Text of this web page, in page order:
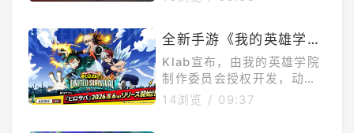
ndroid平台，游戏语言包括
体中文。「激奏演出」与
「ANONTOKYO」开放体
验，店员招募冲刺活动及特
别节目同步展开本次测试将
开放「激
劳格财团，在重要的任务失
败后遭到废弃，心智严重损
坏，随后被艾莫号救助，成
为大家可靠的伙伴。主题活
动「月下安魂曲」开启「月
全新手游《我的英雄学
院：UNITEDSURVIVA
L》今日上线追加事前登
录破100万人奖励
Klab宣布，由我的英雄学院
制作委员会授权开发，动画
《我的英雄学院》系列的新
14浏览 / 09:37